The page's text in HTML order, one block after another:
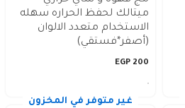
ميتالك لحفظ الحراره سهله
الاستخدام متعدد الالوان
(أصفر*فستقي)
200
EGP
غير متوفر في المخزون